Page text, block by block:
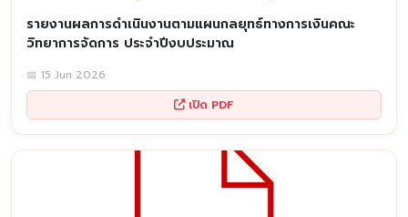
รายงานผลการดำเนินงานตามแผนกลยุทธ์ทางการเงินคณะ
วิทยาการจัดการ ประจำปีงบประมาณ
📅 15 Jun 2026
เปิด PDF